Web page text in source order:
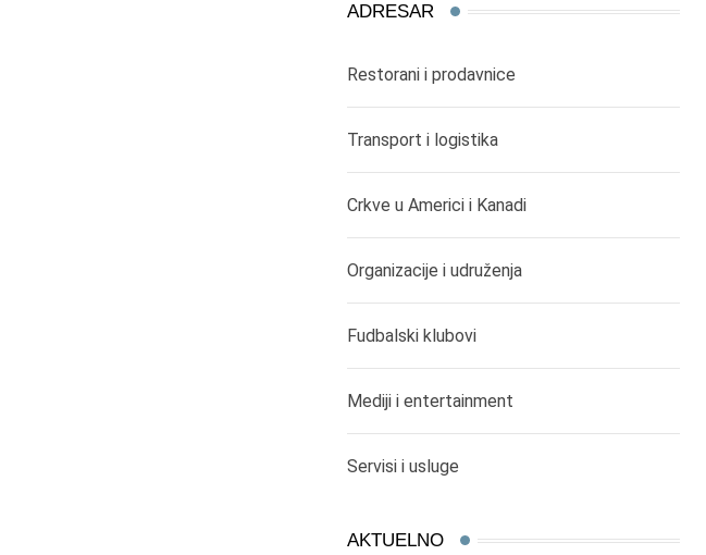
ADRESAR
Restorani i prodavnice
Transport i logistika
Crkve u Americi i Kanadi
Organizacije i udruženja
Fudbalski klubovi
Mediji i entertainment
Servisi i usluge
AKTUELNO